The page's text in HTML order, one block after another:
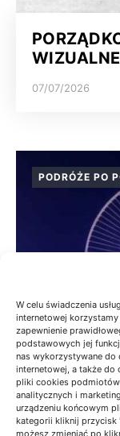
W celu świadczenia
internetowej
zapewnienie
podstawowych jej
nas wykorzystywane do
internetowej, a także do
pliki cookies
analitycznych i
urządzeniu końcowym
kategorii kliknij przycisk
możesz zmieniać po
07/07/2026
PODRÓŻE PO
BESKID